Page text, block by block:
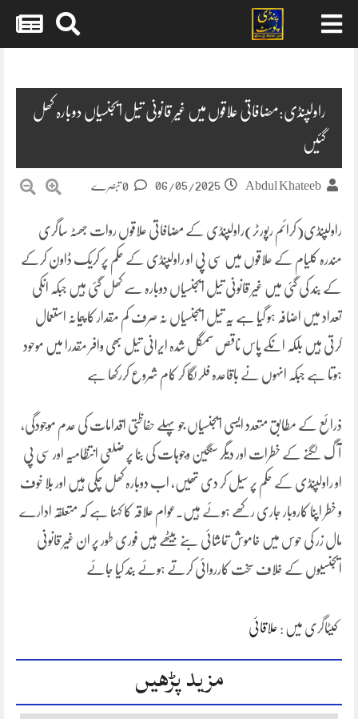
راولپنڈی:مضافاتی علاقوں میں غیر قانونی تیل ایجنسیاں دوبارہ کھل
گئیں
Abdul Khateeb
06/05/2025
راولپنڈی(کرائم رپورٹر)راولپنڈی کے مضافاتی علاقوں روات جھٹہ ساگری
مندرہ کلیام کے علاقوں میں سی پی او راولپنڈی کے حکم پر کریک ڈاون کرکے
کے بند کی گئی میں غیر قانونی تیل ایجنسیاں دوبارہ سے کھل گئی ہیں جبکہ انکی
تعداد میں اضافہ ہو گیا ہے یہ تیل ایجنسیاں نہ صرف کم مقدار کا پیمانہ استعمال
کرتی ہیں بلکہ انکے پاس ناقص سمگل شدہ ایرانی تیل بھی وافر مقدرا میں موحود
ہوتا ہے جبکہ انہوں نے باقاعدہ فلر لگا کر کام شروع کررکھا ہے
ذرائع کے مطابق متعدد ایسی ایجنسیاں جو پہلے حفاظتی اقدامات کی عدم موجودگی،
آگ لگنے کے خطرات اور دیگر سنگین وجوہات کی بنا پر ضلعی انتظامیہ اور سی پی
او راولپنڈی کے حکم پر سیل کر دی تھیں، اب دوبارہ کھل چکی ہیں اور بلا خوف
و خطر اپنا کاروبار جاری رکھے ہوئے ہیں۔عوام علاقہ کا کہنا ہے کہ متعلقہ ادارے
مال زر کی حوس میں خاموش تماشائی بنے بیٹھے ہیں فوری طور پر ان غیر قانونی
ایجنسیوں کے خلاف سخت کارروائی کرتے ہوئے بند کیا جائے
کیٹاگری میں : علاقائی
مزید پڑھیں